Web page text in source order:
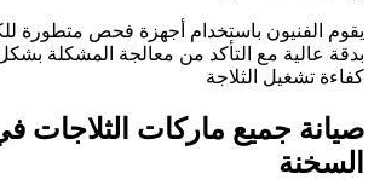
يقوم الفنيون باستخدام أجهزة فحص متطورة
بدقة عالية مع التأكد من معالجة المشكلة
كفاءة تشغيل الثلاجة
صيانة جميع ماركات الثلاجات
السخنة